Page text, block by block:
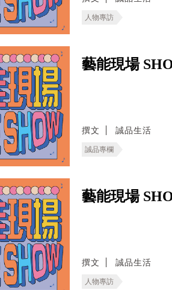
人物專訪
藝能現場
撰文 誠品生活
誠品專欄
藝能現場
撰文 誠品生活
人物專訪